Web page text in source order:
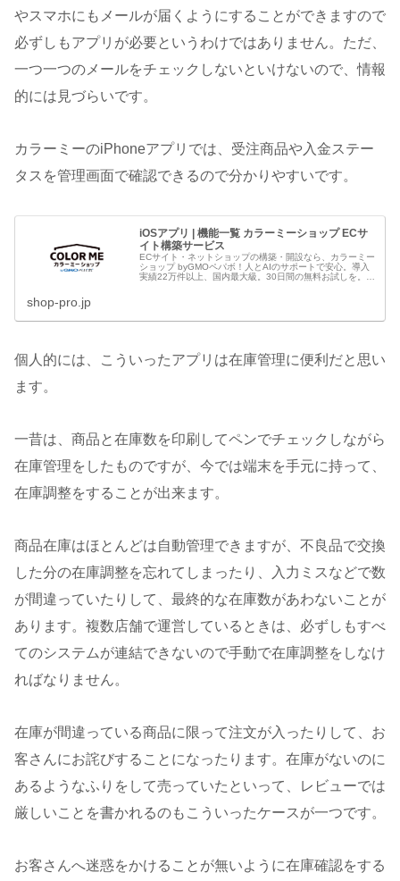
やスマホにもメールが届くようにすることができますので
必ずしもアプリが必要というわけではありません。ただ、
一つ一つのメールをチェックしないといけないので、情報
的には見づらいです。
カラーミーのiPhoneアプリでは、受注商品や入金ステー
タスを管理画面で確認できるので分かりやすいです。
iOSアプリ | 機能一覧 カラーミーショップ ECサ
イト構築サービス
ECサイト・ネットショップの構築・開設なら、カラーミー
ショップ byGMOペパボ！人とAIのサポートで安心。導入
実績22万件以上、国内最大級。30日間の無料お試しを。圧
shop-pro.jp
個人的には、こういったアプリは在庫管理に便利だと思い
ます。
一昔は、商品と在庫数を印刷してペンでチェックしながら
在庫管理をしたものですが、今では端末を手元に持って、
在庫調整をすることが出来ます。
商品在庫はほとんどは自動管理できますが、不良品で交換
した分の在庫調整を忘れてしまったり、入力ミスなどで数
が間違っていたりして、最終的な在庫数があわないことが
あります。複数店舗で運営しているときは、必ずしもすべ
てのシステムが連結できないので手動で在庫調整をしなけ
ればなりません。
在庫が間違っている商品に限って注文が入ったりして、お
客さんにお詫びすることになったります。在庫がないのに
あるようなふりをして売っていたといって、レビューでは
厳しいことを書かれるのもこういったケースが一つです。
お客さんへ迷惑をかけることが無いように在庫確認をする